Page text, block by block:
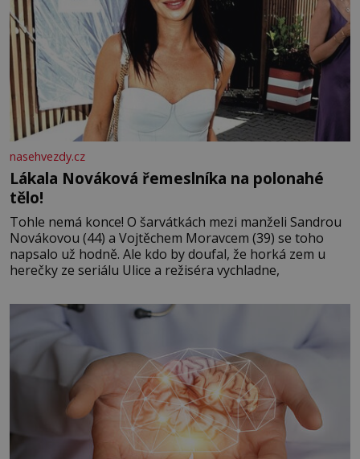
nasehvezdy.cz
Lákala Nováková řemeslníka na polonahé
tělo!
Tohle nemá konce! O šarvátkách mezi manželi Sandrou
Novákovou (44) a Vojtěchem Moravcem (39) se toho
napsalo už hodně. Ale kdo by doufal, že horká zem u
herečky ze seriálu Ulice a režiséra vychladne,